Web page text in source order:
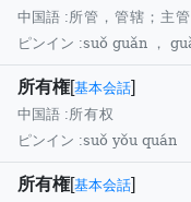
中国語 :所管，管辖；主
ピンイン :suǒ guǎn ，
所有権[基本会話]
中国語 :所有权
ピンイン :suǒ yǒu quán
所有権[基本会話]